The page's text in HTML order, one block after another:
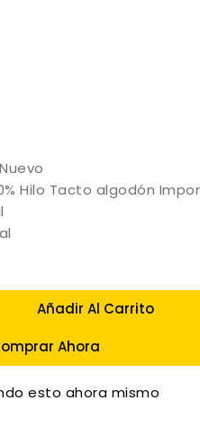
Hilo Tacto algodón
Añadir Al Carrito
Ahora
esto ahora mismo